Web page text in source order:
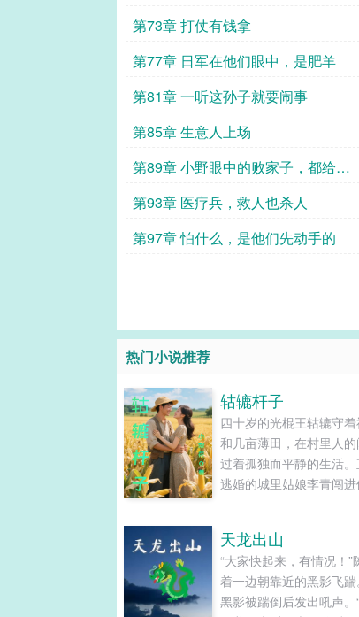
第73章 打仗有钱拿
第77章 日军在他们眼中，是肥羊
第81章 一听这孙子就要闹事
第85章 生意人上场
第89章 小野眼中的败家子，都给打
烂了
第93章 医疗兵，救人也杀人
第97章 怕什么，是他们先动手的
热门小说推荐
轱辘杆子
四十岁的光棍王轱辘守
和几亩薄田，在村里人
过着孤独而平静的生活。
逃婚的城里姑娘李青闯
偏远山村。起初，两个世
不断，但共同生活让彼
然而，流言蜚语、世俗
青未婚夫的突然出现，让
天龙出山
“大家快起来，有情况！”
着一边朝靠近的黑影飞踹
黑影被踹倒后发出吼声。